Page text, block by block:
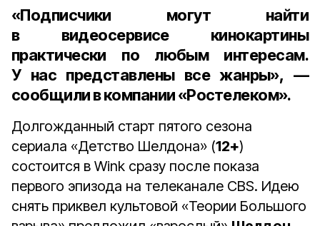
«Подписчики могут найти
в видеосервисе кинокартины
практически по любым интересам.
У нас представлены все жанры», —
сообщили в компании «Ростелеком».
Долгожданный старт пятого сезона
сериала «Детство Шелдона» (12+)
состоится в Wink сразу после показа
первого эпизода на телеканале CBS. Идею
снять приквел культовой «Теории Большого